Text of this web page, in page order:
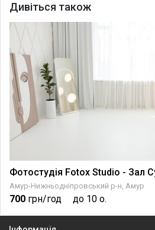
Дивіться також
Фотостудія Fotox Studio - Зал
Амур-Нижньодніпровський р-н, Амур
700 грн/год до 10 о.